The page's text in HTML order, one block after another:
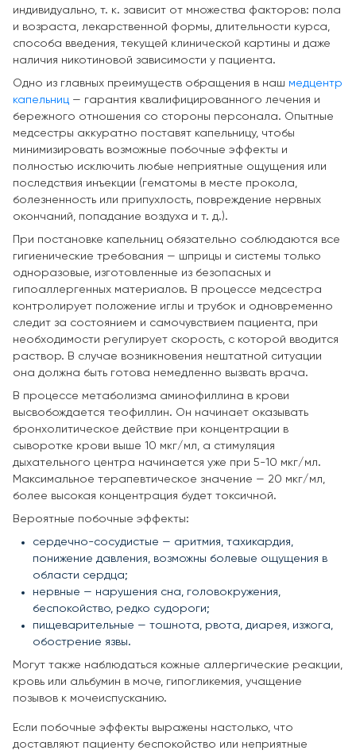
индивидуально, т. к. зависит от множества факторов: пола
и возраста, лекарственной формы, длительности курса,
способа введения, текущей клинической картины и даже
наличия никотиновой зависимости у пациента.
Одно из главных преимуществ обращения в наш медцентр
капельниц — гарантия квалифицированного лечения и
бережного отношения со стороны персонала. Опытные
медсестры аккуратно поставят капельницу, чтобы
минимизировать возможные побочные эффекты и
полностью исключить любые неприятные ощущения или
последствия инъекции (гематомы в месте прокола,
болезненность или припухлость, повреждение нервных
окончаний, попадание воздуха и т. д.).
При постановке капельниц обязательно соблюдаются все
гигиенические требования — шприцы и системы только
одноразовые, изготовленные из безопасных и
гипоаллергенных материалов. В процессе медсестра
контролирует положение иглы и трубок и одновременно
следит за состоянием и самочувствием пациента, при
необходимости регулирует скорость, с которой вводится
раствор. В случае возникновения нештатной ситуации
она должна быть готова немедленно вызвать врача.
В процессе метаболизма аминофиллина в крови
высвобождается теофиллин. Он начинает оказывать
бронхолитическое действие при концентрации в
сыворотке крови выше 10 мкг/мл, а стимуляция
дыхательного центра начинается уже при 5-10 мкг/мл.
Максимальное терапевтическое значение — 20 мкг/мл,
более высокая концентрация будет токсичной.
Вероятные побочные эффекты:
сердечно-сосудистые — аритмия, тахикардия,
понижение давления, возможны болевые ощущения в
области сердца;
нервные — нарушения сна, головокружения,
беспокойство, редко судороги;
пищеварительные — тошнота, рвота, диарея, изжога,
обострение язвы.
Могут также наблюдаться кожные аллергические реакции,
кровь или альбумин в моче, гипогликемия, учащение
позывов к мочеиспусканию.
Если побочные эффекты выражены настолько, что
доставляют пациенту беспокойство или неприятные